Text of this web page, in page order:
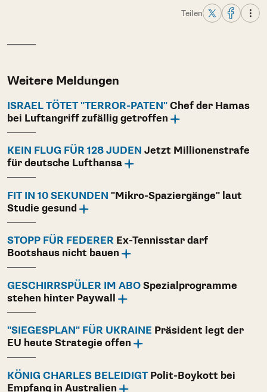
Teilen
Weitere Meldungen
ISRAEL TÖTET "TERROR-PATEN" Chef der Hamas
bei Luftangriff zufällig getroffen
KEIN FLUG FÜR 128 JUDEN Jetzt Millionenstrafe
für deutsche Lufthansa
FIT IN 10 SEKUNDEN "Mikro-Spaziergänge" laut
Studie gesund
STOPP FÜR FEDERER Ex-Tennisstar darf
Bootshaus nicht bauen
GESCHIRRSPÜLER IM ABO Spezialprogramme
stehen hinter Paywall
"SIEGESPLAN" FÜR UKRAINE Präsident legt der
EU heute Strategie offen
KÖNIG CHARLES BELEIDIGTPolit-Boykott bei
Empfang in Australien